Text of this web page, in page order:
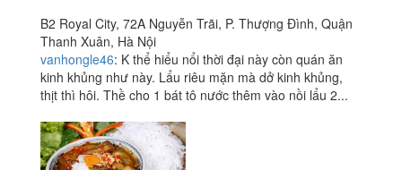
B2 Royal City, 72A Nguyễn Trãi, P. Thượng Đình, Quận
Thanh Xuân, Hà Nội
vanhongle46: K thể hiểu nổi thời đại này còn quán ăn
kinh khủng như này. Lẩu riêu mặn mà dở kinh khủng,
thịt thì hôi. Thề cho 1 bát tô nước thêm vào nồi lẩu 2...